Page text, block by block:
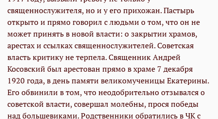
священнослужителя, но и у его прихожан. Пастырь
открыто и прямо говорил с людьми о том, что он не
может принять в новой власти: о закрытии храмов,
арестах и ссылках священнослужителей. Советская
власть критику не терпела. Священник Андрей
Косовский был арестован прямо в храме 7 декабря
1920 года, в день памяти великомученицы Екатерины.
Его обвинили в том, что неодобрительно отзывался о
советской власти, совершал молебны, прося победы
над большевиками. Родственники обратились в ЧК с